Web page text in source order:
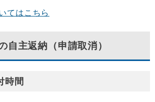
てはこちら
自主返納（申請取消）
時間